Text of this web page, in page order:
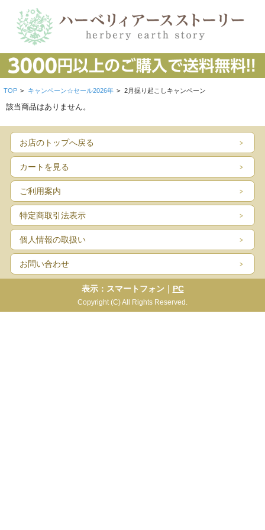
TOP > キャンペーン☆セール2026年 > 2月掘り起こしキャンペーン
該当商品はありません。
お店のトップへ戻る
カートを見る
ご利用案内
特定商取引法表示
個人情報の取扱い
お問い合わせ
表示：スマートフォン｜ PC
Copyright (C) All Rights Reserved.